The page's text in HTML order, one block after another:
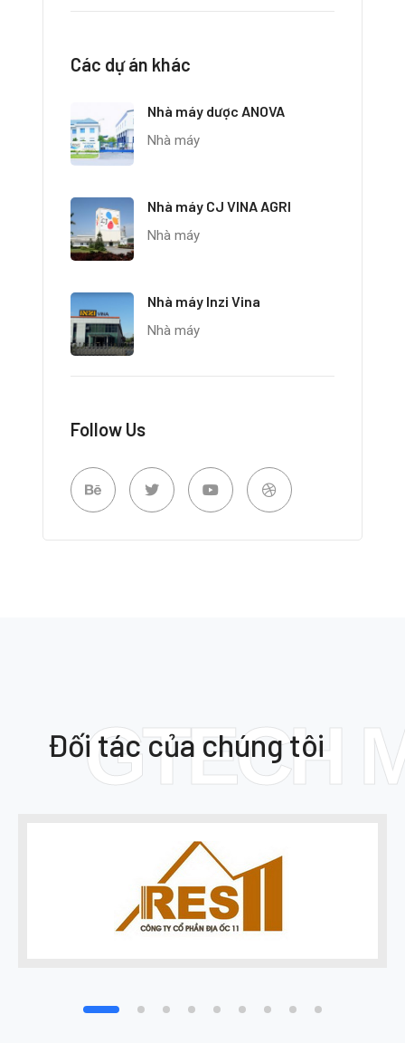
Các dự án khác
Nhà máy dược ANOVA
Nhà máy
Nhà máy CJ VINA AGRI
Nhà máy
Nhà máy Inzi Vina
Nhà máy
Follow Us
GTECH
Đối tác của chúng tôi